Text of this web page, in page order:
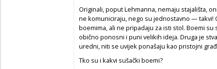
Originali, poput Lehmanna, nemaju stajališta,
ne komuniciraju, nego su jednostavno — takvi!
boemima, ali ne pripadaju za isti stol. Boemi
obično ponosni i puni velikih ideja. Druga je
uredni, niti se uvijek ponašaju kao pristojni
Tko su i kakvi sušački boemi?